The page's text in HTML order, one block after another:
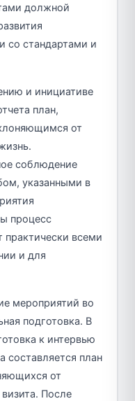
должной
со стандартами и
и инициативе
план,
от
соблюдение
указанными в
процесс
практически всеми
и для
мероприятий во
подготовка. В
к интервью
составляется план
от
После